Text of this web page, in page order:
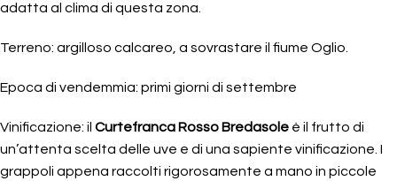
adatta al clima di questa zona.
Terreno: argilloso calcareo, a sovrastare il fiume Oglio.
Epoca di vendemmia: primi giorni di settembre
Vinificazione: il Curtefranca Rosso Bredasole è il frutto di
un’attenta scelta delle uve e di una sapiente vinificazione. I
grappoli appena raccolti rigorosamente a mano in piccole